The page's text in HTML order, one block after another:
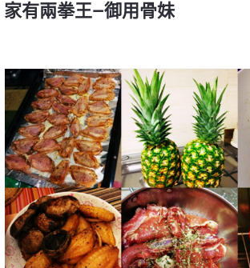
家有兩拳王—御用骨妹